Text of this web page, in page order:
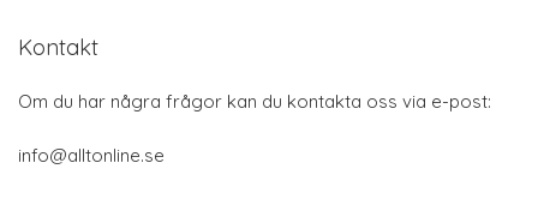
Kontakt
Om du har några frågor kan du kontakta oss via e-post:
info@alltonline.se